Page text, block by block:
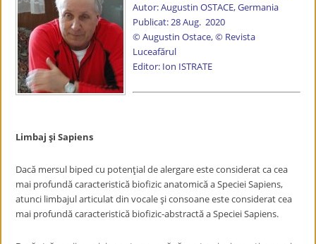
Autor: Augustin OSTACE, Germania
Publicat: 28 Aug. 2020
© Augustin Ostace, © Revista
Luceafărul
Editor: Ion ISTRATE
Limbaj şi Sapiens
Dacă mersul biped cu potenţial de alergare este considerat ca cea
mai profundă caracteristică biofizic anatomică a Speciei Sapiens,
atunci limbajul articulat din vocale şi consoane este considerat cea
mai profundă caracteristică biofizic-abstractă a Speciei Sapiens.